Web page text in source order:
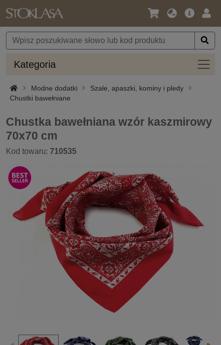
Język
Waluta
Oferta
Kategoria
Modne dodatki
Szale, apaszki, kominy i pledy
Chustki bawełniane
Chustka bawełniana wzór kaszmirowy
70x70 cm
Kod towaru: 710535